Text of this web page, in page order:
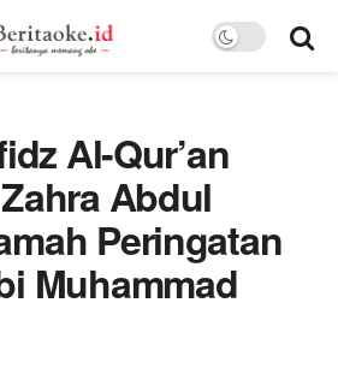
Al-Qur’an
Abdul
Peringatan
Muhammad